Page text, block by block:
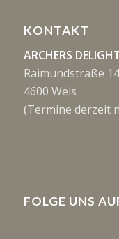
KONTAKT
ARCHERS
Raimundstraße 14
4600 Wels
(Termine derzeit
FOLGE UNS